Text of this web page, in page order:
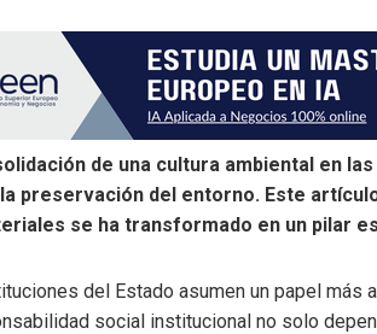
de una cultura ambiental en
preservación del entorno. Este
se ha transformado en un pilar
del Estado asumen un papel
social institucional no solo